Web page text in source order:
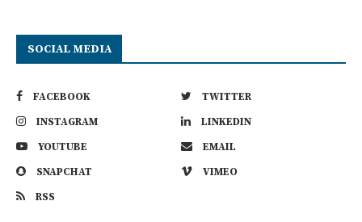
SOCIAL MEDIA
FACEBOOK
TWITTER
INSTAGRAM
LINKEDIN
YOUTUBE
EMAIL
SNAPCHAT
VIMEO
RSS